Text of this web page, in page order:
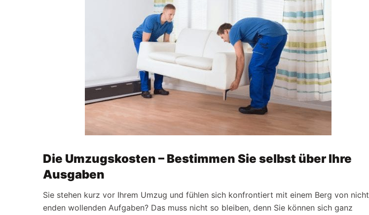
Die Umzugskosten – Bestimmen Sie selbst über Ihre
Ausgaben
Sie stehen kurz vor Ihrem Umzug und fühlen sich konfrontiert mit einem Berg von nicht
enden wollenden Aufgaben? Das muss nicht so bleiben, denn Sie können sich ganz